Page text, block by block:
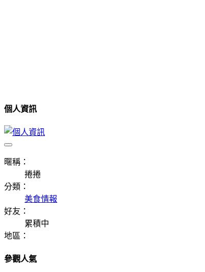
個人資訊
暱稱：
捲捲
分類：
美食情報
好友：
累積中
地區：
參觀人氣